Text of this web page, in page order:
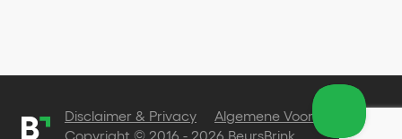
Copyright © 2016 - 2026 BeursBrink
Disclaimer & Privacy Algemene Voorwaarden